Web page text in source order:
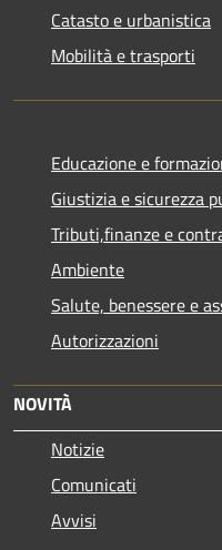
Catasto e urbanistica
Mobilità e trasporti
Educazione e
Giustizia e sicurezza
Tributi,finanze e
Ambiente
Salute, benessere e
Autorizzazioni
NOVITÀ
Notizie
Comunicati
Avvisi